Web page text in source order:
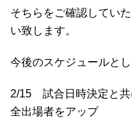
そちらをご確認してい
い致します。
今後のスケジュールとし
2/15 試合日時決定と共
全出場者をアップ